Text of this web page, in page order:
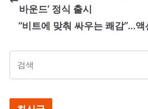
바운드’ 정식 출시
“비트에 맞춰 싸우는 쾌감”…